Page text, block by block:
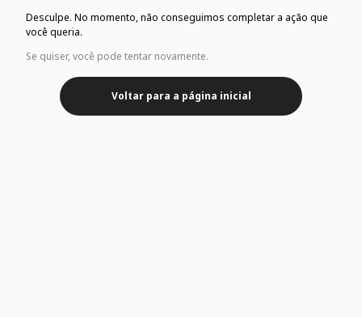
Desculpe. No momento, não conseguimos completar a ação que
você queria.
Se quiser, você pode tentar novamente.
Voltar para a página inicial